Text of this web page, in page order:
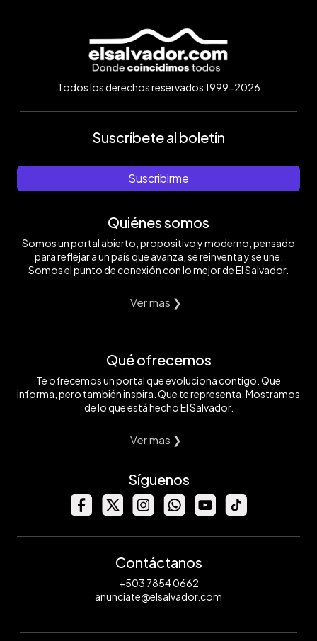
Todos los derechos reservados 1999-2026
Suscríbete al boletín
Suscribirme
Quiénes somos
Somos un portal abierto, propositivo y moderno, pensado
para reflejar a un país que avanza, se reinventa y se une.
Somos el punto de conexión con lo mejor de El Salvador.
Ver mas ❯
Qué ofrecemos
Te ofrecemos un portal que evoluciona contigo. Que
informa, pero también inspira. Que te representa. Mostramos
de lo que está hecho El Salvador.
Ver mas ❯
Síguenos
Contáctanos
+503 7854 0662
anunciate@elsalvador.com